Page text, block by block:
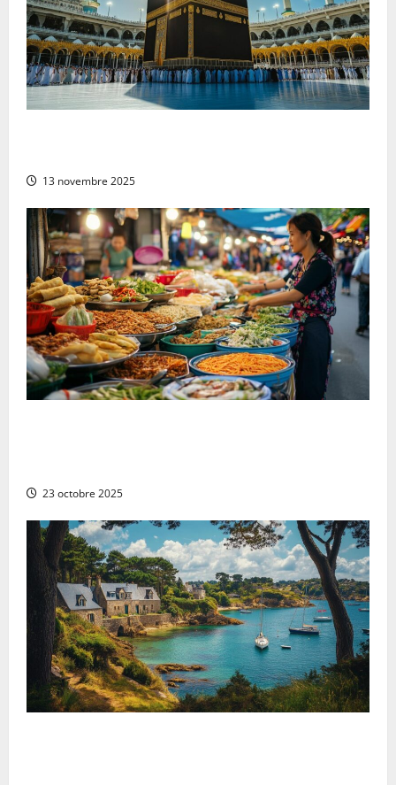
13 novembre 2025
23 octobre 2025